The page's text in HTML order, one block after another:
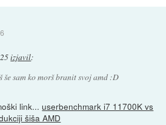
izjavil:
še sam ko morš branit svoj amd :D
link...userbenchmark i7 11700K vs
šiša AMD